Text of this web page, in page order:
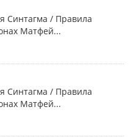
/ Правила
Матфей...
/ Правила
Матфей...